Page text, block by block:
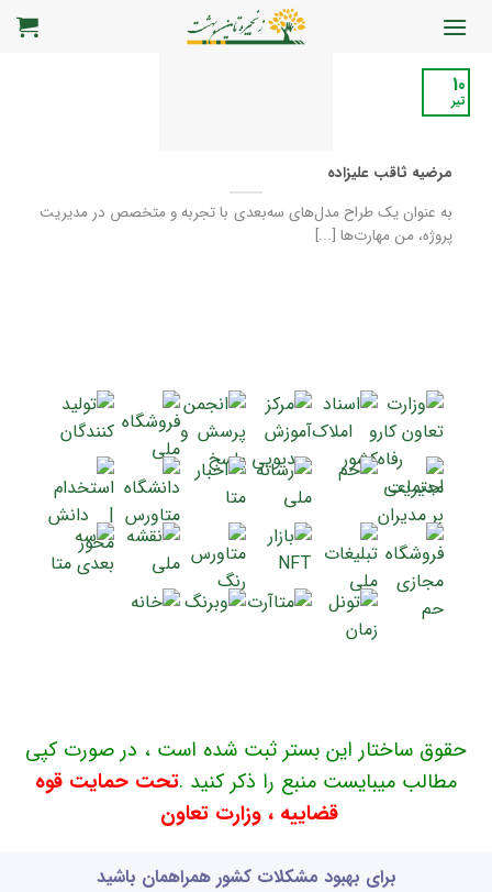
پرش
محتوا
مرضیه ثاقب علیزاده
به عنوان یک طراح مدل‌های سه‌بعدی با تجربه و متخصص در مدیریت
پروژه، من مهارت‌ها [...]
10
تیر
حقوق ساختار این بستر ثبت شده است ، در صورت کپی
مطالب میبایست منبع را ذکر کنید .تحت حمایت قوه
قضاییه ، وزارت تعاون
برای بهبود مشکلات کشور همراهمان باشید